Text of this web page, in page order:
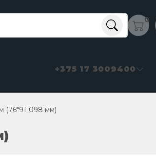
0
+375 17 3009400
(76*91-098 мм)